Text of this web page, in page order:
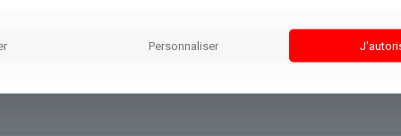
cette information.
Personnaliser